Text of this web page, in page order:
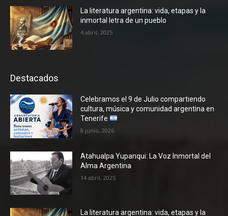
La literatura argentina: vida, etapas y la
inmortal letra de un pueblo
4 abril, 2025
Destacados
Celebramos el 9 de Julio compartiendo
cultura, música y comunidad argentina en
Tenerife
8 junio, 2026
Atahualpa Yupanqui: La Voz Inmortal del
Alma Argentina
14 abril, 2025
La literatura argentina: vida, etapas y la